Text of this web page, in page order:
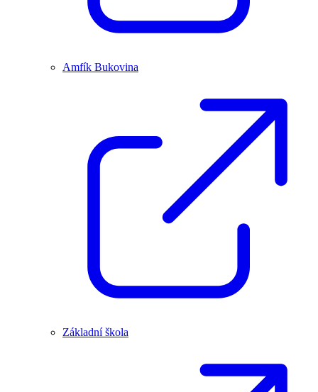
Amfík Bukovina
Základní škola